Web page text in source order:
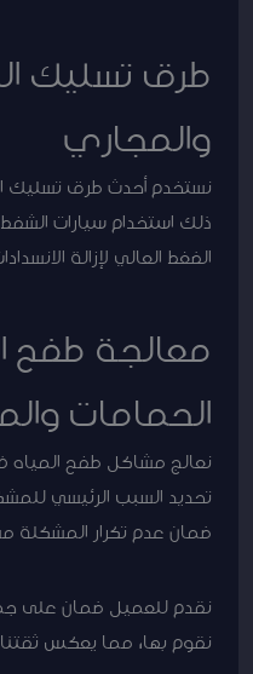
طرق تسليك
والمجاري
نستخدم أحدث طرق تسليك
ذلك استخدام سيارات
الضغط العالي لإزالة
معالجة طفح
الحمامات
نعالج مشاكل طفح المياه
تحديد السبب الرئيسي
ضمان عدم تكرار المشكلة
نقدم للعميل ضمان على
نقوم بها، مما يعكس